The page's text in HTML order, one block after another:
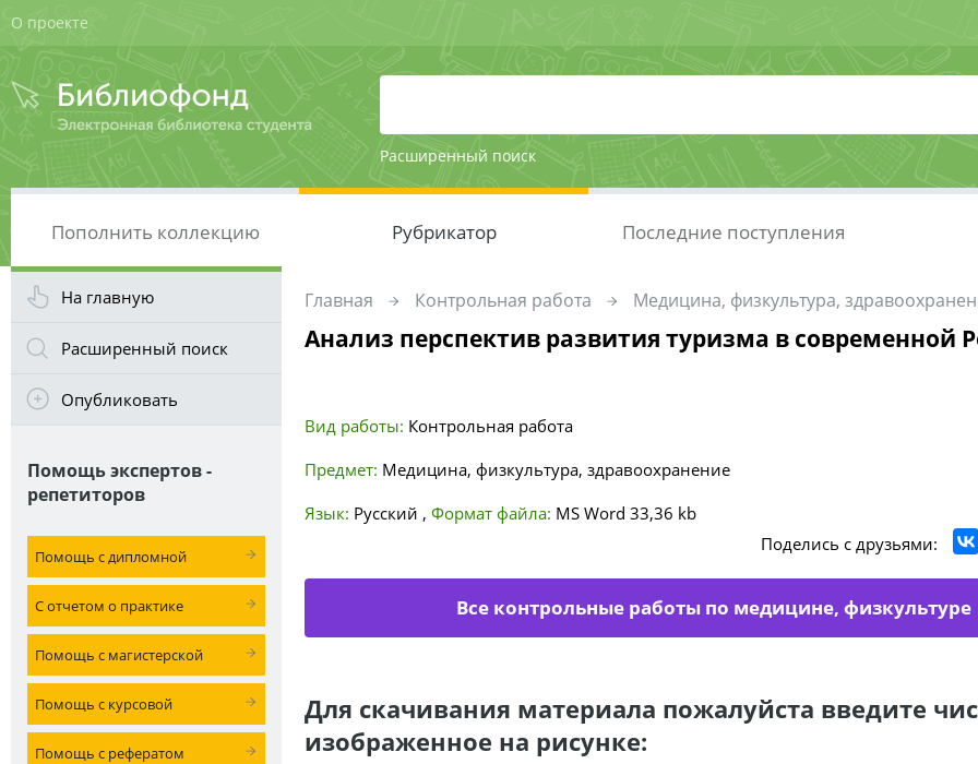
О проекте
Расширенный поиск
Пополнить коллекцию Рубрикатор Последние поступления
На главную
Расширенный поиск
Опубликовать
Помощь экспертов -
репетиторов
Помощь с дипломной
С отчетом о практике
Помощь с магистерской
Помощь с курсовой
Помощь с рефератом
Главная Контрольная работа Медицина, физкультура,
Анализ перспектив развития туризма в современной
Вид работы: Контрольная работа
Предмет: Медицина, физкультура, здравоохранение
Язык: Русский , Формат файла: MS Word 33,36 kb
Поделись с друзьями:
Все контрольные работы по медицине, физкультуре
Для скачивания материала пожалуйста введите
изображенное на рисунке: